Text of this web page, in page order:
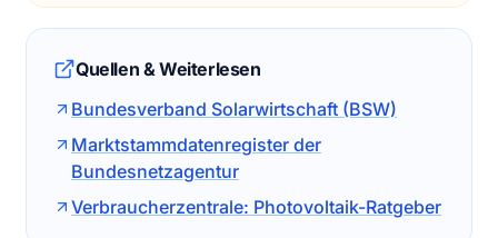
Quellen & Weiterlesen
Bundesverband Solarwirtschaft (BSW)
Marktstammdatenregister der
Bundesnetzagentur
Verbraucherzentrale: Photovoltaik-Ratgeber